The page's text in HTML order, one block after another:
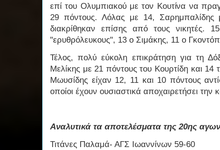
επί του Ολυμπιακού με τον Κουτίνα να
29 πόντους. Λόλας με 14,
διακρίθηκαν επίσης από τους νικητές.
"ερυθρόλευκους", 13 ο Σιμάκης, 11 ο
Τέλος, πολύ εύκολη επικράτηση για τη
Μελίκης με 21 πόντους του Κουρτίδη και
Μωυσίδης είχαν 12, 11 και 10 πόντους
οποίοι έχουν ουσιαστικά αποχαιρετήσει την
Αναλυτικά τα αποτελέσματα της 20ης
Τιτάνες Παλαμά- ΑΓΣ Ιωαννίνων 59-60